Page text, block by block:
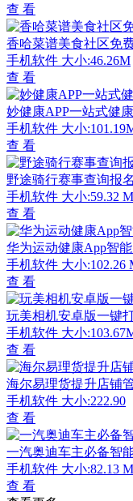
查 看
香哈菜谱美食社区免
手机软件 大小:46.26M
查 看
妙健康APP一站式健
手机软件 大小
查 看
野途骑行赛事查询报
手机软件 大小:59.32
查 看
华为运动健康App智
手机软件 大小:102.26
查 看
玩美相机安卓版一键
手机软件 大小
查 看
海尔易理货提升店铺
手机软件 大小:222.90
查 看
一汽奥迪车主必备智
手机软件 大小:82.13
查 看